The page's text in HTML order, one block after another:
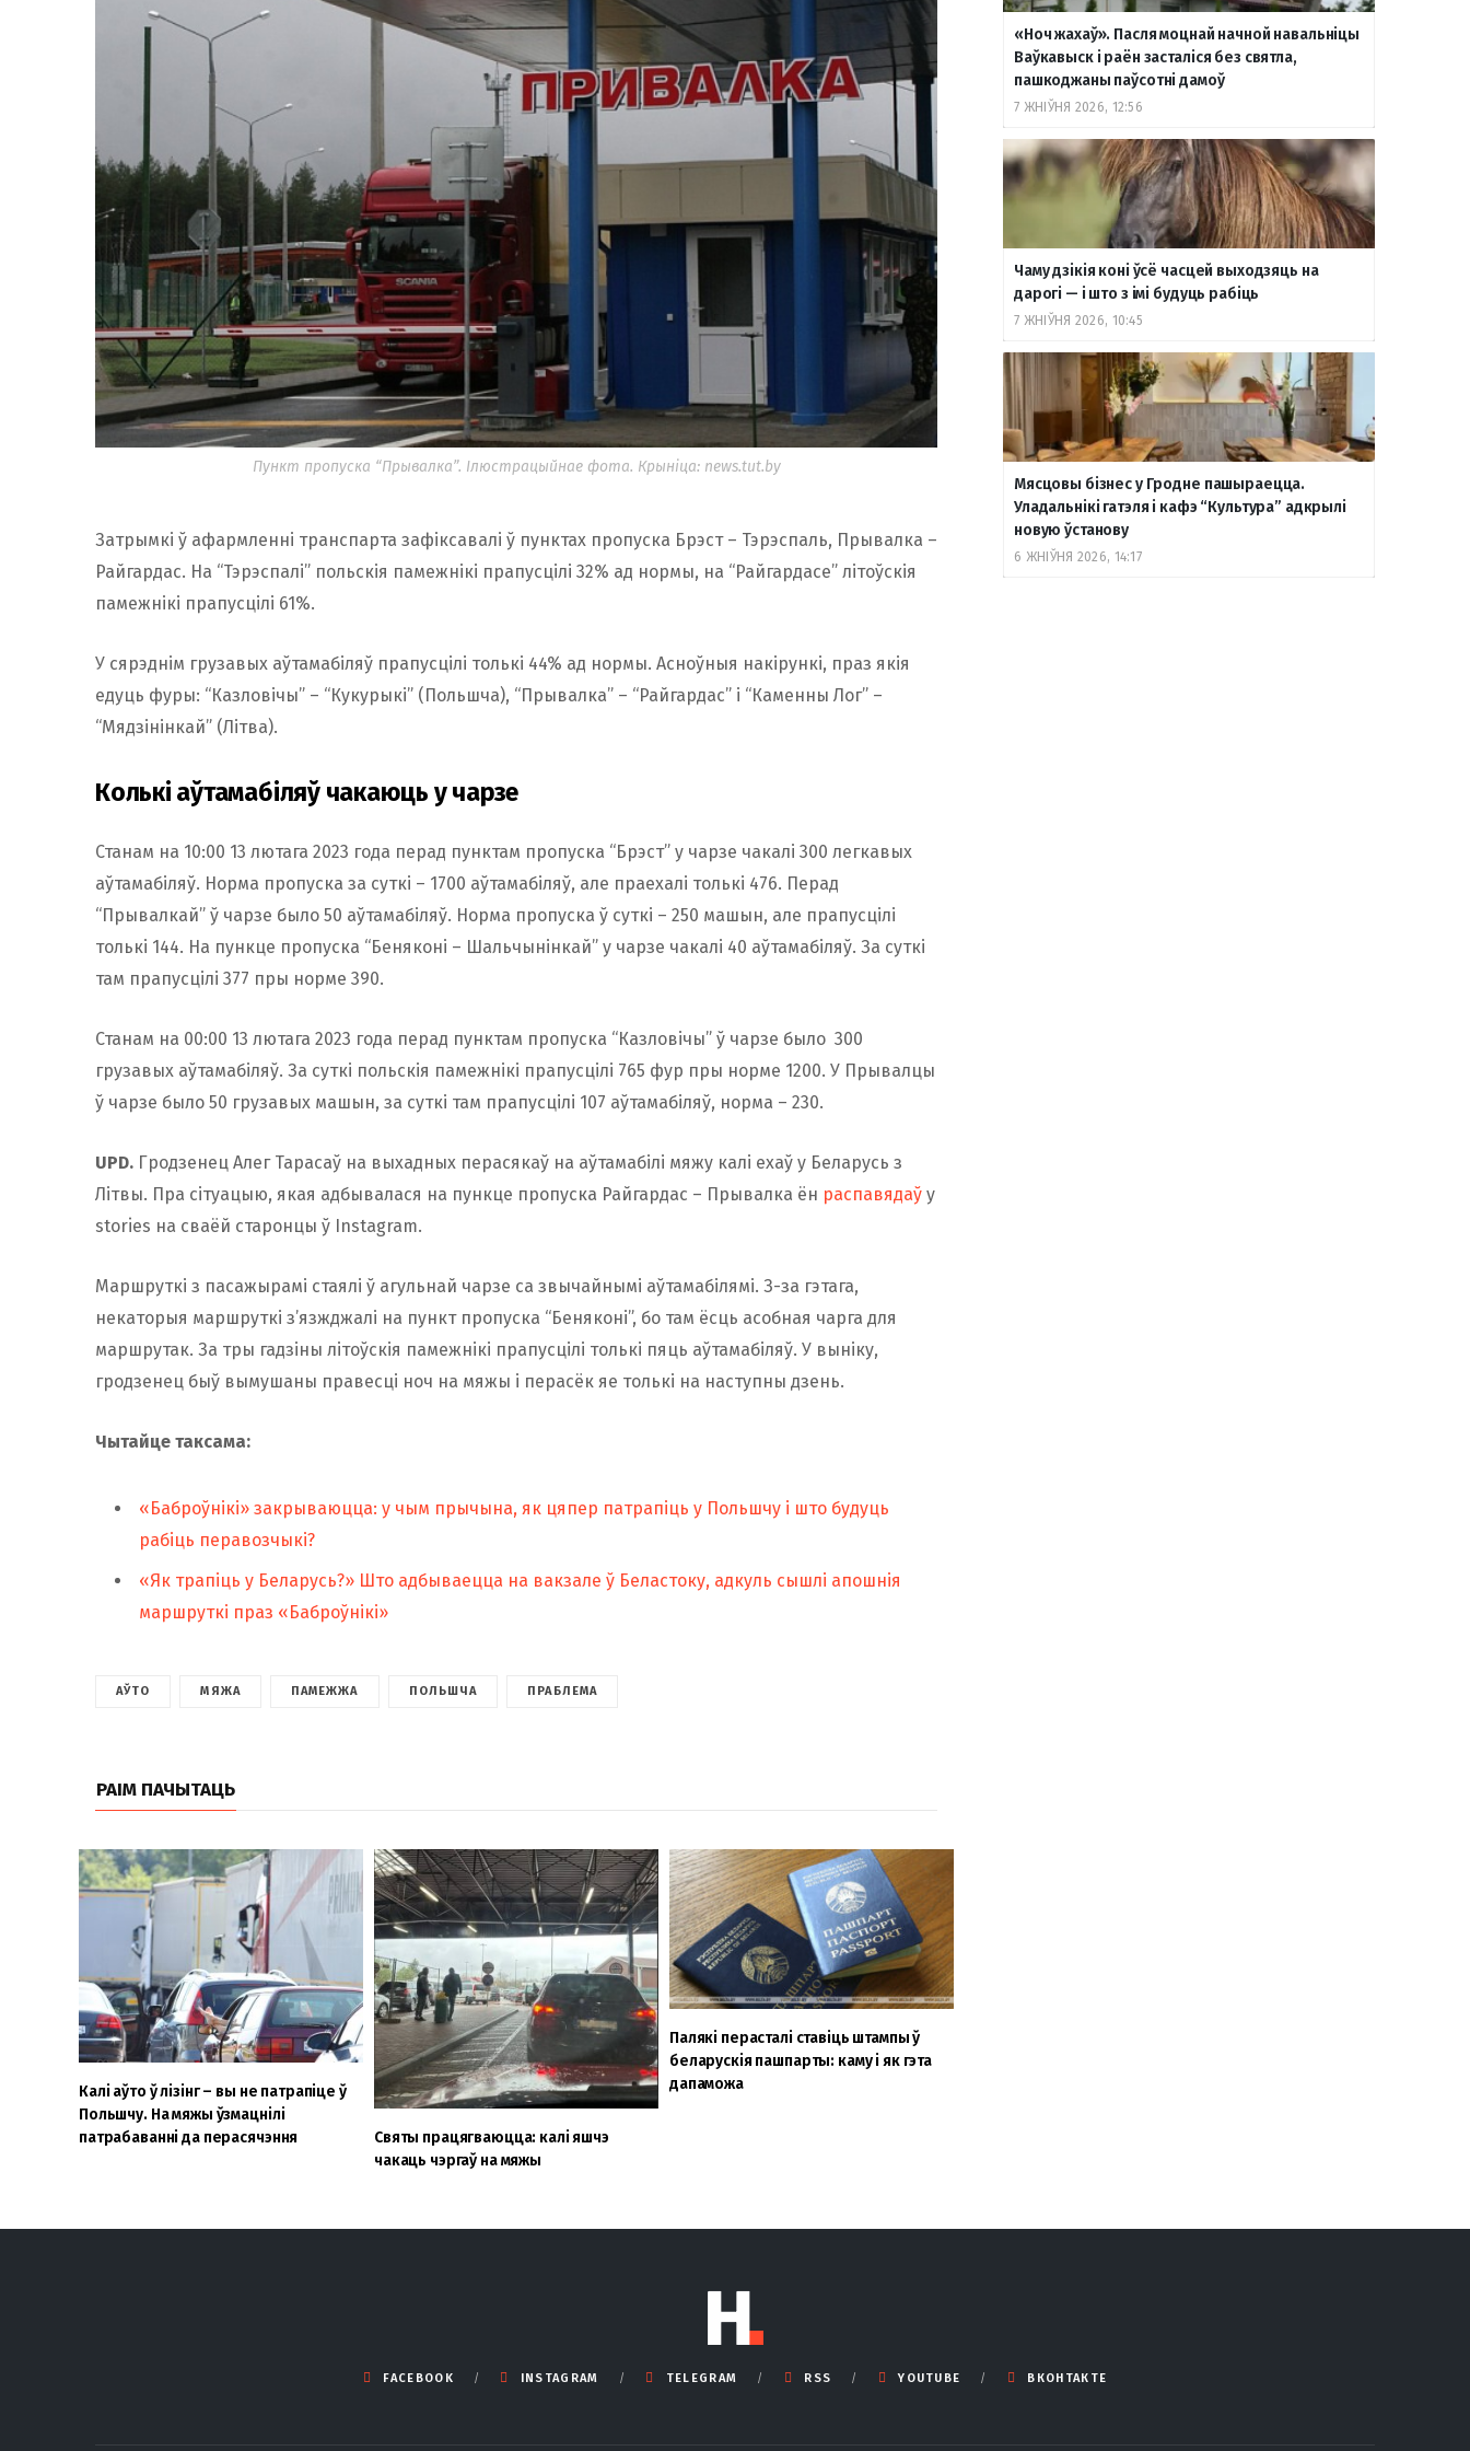
Пункт пропуска “Прывалка”. Ілюстрацыйнае фота. Крыніца: news.tut.by
Затрымкі ў афармленні транспарта зафіксавалі ў пунктах пропуска Брэст – Тэрэспаль, Прывалка –
Райгардас. На “Тэрэспалі” польскія памежнікі прапусцілі 32% ад нормы, на “Райгардасе” літоўскія
памежнікі прапусцілі 61%.
У сярэднім грузавых аўтамабіляў прапусцілі толькі 44% ад нормы. Асноўныя накірункі, праз якія
едуць фуры: “Казловічы” – “Кукурыкі” (Польшча), “Прывалка” – “Райгардас” і “Каменны Лог” –
“Мядзінінкай” (Літва).
Колькі аўтамабіляў чакаюць у чарзе
Станам на 10:00 13 лютага 2023 года перад пунктам пропуска “Брэст” у чарзе чакалі 300 легкавых
аўтамабіляў. Норма пропуска за суткі – 1700 аўтамабіляў, але праехалі толькі 476. Перад
“Прывалкай” ў чарзе было 50 аўтамабіляў. Норма пропуска ў суткі – 250 машын, але прапусцілі
толькі 144. На пункце пропуска “Беняконі – Шальчынінкай” у чарзе чакалі 40 аўтамабіляў. За суткі
там прапусцілі 377 пры норме 390.
Станам на 00:00 13 лютага 2023 года перад пунктам пропуска “Казловічы” ў чарзе было 300
грузавых аўтамабіляў. За суткі польскія памежнікі прапусцілі 765 фур пры норме 1200. У Прывалцы
ў чарзе было 50 грузавых машын, за суткі там прапусцілі 107 аўтамабіляў, норма – 230.
UPD. Гродзенец Алег Тарасаў на выхадных перасякаў на аўтамабілі мяжу калі ехаў у Беларусь з
Літвы. Пра сітуацыю, якая адбывалася на пункце пропуска Райгардас – Прывалка ён распавядаў у
stories на сваёй старонцы ў Instagram.
Маршруткі з пасажырамі стаялі ў агульнай чарзе са звычайнымі аўтамабілямі. З-за гэтага,
некаторыя маршруткі з’язжджалі на пункт пропуска “Беняконі”, бо там ёсць асобная чарга для
маршрутак. За тры гадзіны літоўскія памежнікі прапусцілі толькі пяць аўтамабіляў. У выніку,
гродзенец быў вымушаны правесці ноч на мяжы і перасёк яе толькі на наступны дзень.
Чытайце таксама:
«Баброўнікі» закрываюцца: у чым прычына, як цяпер патрапіць у Польшчу і што будуць
рабіць перавозчыкі?
«Як трапіць у Беларусь?» Што адбываецца на вакзале ў Беластоку, адкуль сышлі апошнія
маршруткі праз «Баброўнікі»
АЎТО МЯЖА ПАМЕЖЖА ПОЛЬШЧА ПРАБЛЕМА
РАІМ ПАЧЫТАЦЬ
Калі аўто ў лізінг – вы не патрапіце ў
Польшчу. На мяжы ўзмацнілі
патрабаванні да перасячэння
Святы працягваюцца: калі яшчэ
чакаць чэргаў на мяжы
Палякі перасталі ставіць штампы ў
беларускія пашпарты: каму і як гэта
дапаможа
«Ноч жахаў». Пасля моцнай начной навальніцы
Ваўкавыск і раён засталіся без святла,
пашкоджаны паўсотні дамоў
7 ЖНІЎНЯ 2026, 12:56
Чаму дзікія коні ўсё часцей выходзяць на
дарогі — і што з імі будуць рабіць
7 ЖНІЎНЯ 2026, 10:45
Мясцовы бізнес у Гродне пашыраецца.
Уладальнікі гатэля і кафэ “Культура” адкрылі
новую ўстанову
6 ЖНІЎНЯ 2026, 14:17
FACEBOOK INSTAGRAM TELEGRAM RSS YOUTUBE ВКОНТАКТЕ